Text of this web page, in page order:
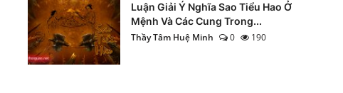
Luận Giải Ý Nghĩa Sao Tiểu Hao Ở
Mệnh Và Các Cung Trong...
Thầy Tâm Huệ Minh
0 190